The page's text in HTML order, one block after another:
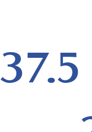
37.5